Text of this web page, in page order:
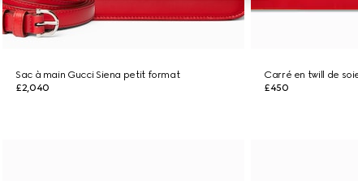
Sac à main Gucci Siena petit format
£2,040
Carré en twill de
£450